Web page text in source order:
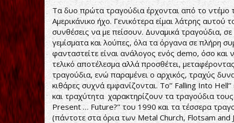
Τα δυο πρώτα τραγούδια έρχονται από το
Αμερικάνικο ήχο. Γενικότερα είμαι λάτρης
συνθέσεις να με πείσουν. Δυναμικά τραγούδια,
γεμίσματα και λούπες, όλα τα όργανα σε πλήρη
φανταστείτε είναι ανάλογος ενός demo, όσο και
τελικό αποτέλεσμα αλλά προσθέτει,
τραγούδια, ενώ παραμένει ο αρχικός, τραχύς
κιθάρες συχνά εμφανίζονται. Το’’ Falling Into
και τραχύτητα χαρακτηρίζουν τα τραγούδια
Present … Future?’’ του 1990 και τα τέσσερα
(πάντοτε στα όρια των Metal Church, Flotsam